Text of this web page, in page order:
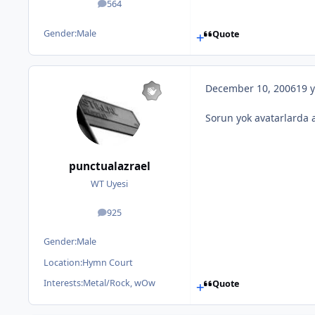
564
posts
Gender:Male Quote
punctualazrael
WT Uyesi
925
posts
Gender:Male
Location:Hymn Court
Interests:Metal/Rock, wOw
December 10, 200619
Sorun yok avatarlarda
Quote